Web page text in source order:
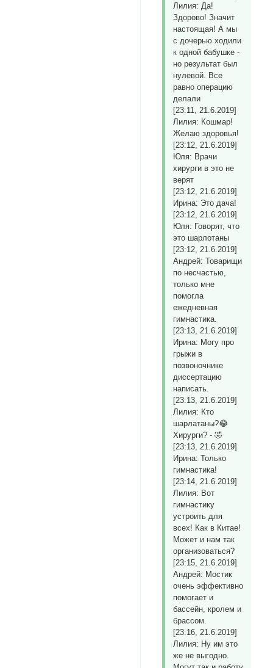
Лилия: Да!
Здорово! Значит
настоящая! А мы
с дочерью ходили
к одной бабушке -
но результат был
нулевой. Все
равно операцию
делали
[23:11, 21.6.2019]
Лилия: Кошмар!
Желаю здоровья!
[23:12, 21.6.2019]
Юля: Врачи
хирурги в это не
верят
[23:12, 21.6.2019]
Ирина: Это дача!
[23:12, 21.6.2019]
Юля: Говорят, что
это шарлотаны
[23:12, 21.6.2019]
Андрей: Товарищи
по несчастью,
только мне
помогла
ежедневная
гимнастика.
[23:13, 21.6.2019]
Ирина: Могу про
грыжи в
позвоночнике
диссертацию
написать.
[23:13, 21.6.2019]
Лилия: Кто
шарлатаны?😂
Хирурги? - 🤣
[23:13, 21.6.2019]
Ирина: Только
гимнастика!
[23:14, 21.6.2019]
Лилия: Вот
гимнастику
устроить для
всех! Как в Китае!
Может и нам так
организоваться?
[23:15, 21.6.2019]
Андрей: Мостик
очень эффективно
помогает и
бассейн, кролем и
брассом.
[23:16, 21.6.2019]
Лилия: Ну им это
же не выгодно.